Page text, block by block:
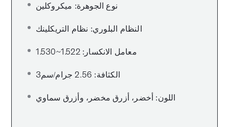
نوع الجوهرة: ميكروكلين
النظام البلوري: نظام التريكلينك
معامل الانكسار: 1.522~1.530
الكثافة: 2.56 جرام/سم3
اللون: أخضر، أزرق مخضر، وأزرق سماوي